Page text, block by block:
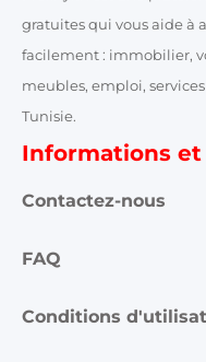
gratuites qui vous aide à
facilement : immobilier,
meubles, emploi,
Tunisie.
Informations
Contactez-nous
FAQ
Conditions